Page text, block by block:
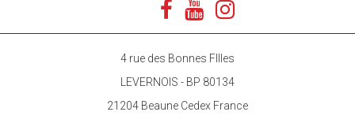
4 rue des Bonnes FIlles
LEVERNOIS - BP 80134
21204 Beaune Cedex France